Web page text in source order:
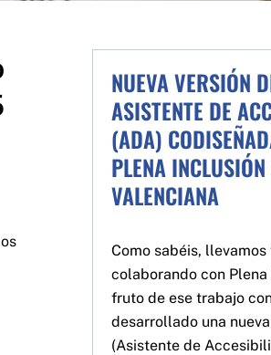
NUEVA VERSIÓN
ASISTENTE DE
(ADA)
PLENA
VALENCIANA
Como sabéis,
colaborando con Plena
fruto de ese trabajo
desarrollado una
(Asistente de